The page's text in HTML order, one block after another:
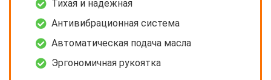
Тихая и надежная
Антивибрационная система
Автоматическая подача масла
Эргономичная рукоятка